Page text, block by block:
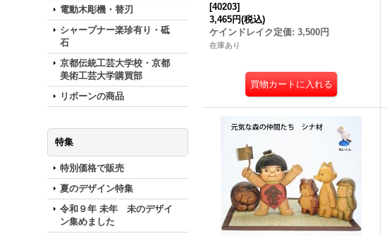
電動木彫機・替刃
シャープナー楽珍有り・砥
石
京都伝統工芸大学校・京都
美術工芸大学購買部
リボーンの商品
特集
特別価格で販売
夏のデザイン特集
令和９年 未年 未のデザイ
ン集めました
[40203]
3,465円(税込)
ケインドレイク定価: 3,500円
在庫あり